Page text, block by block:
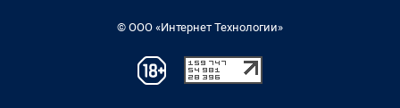
© ООО «Интернет Технологии»